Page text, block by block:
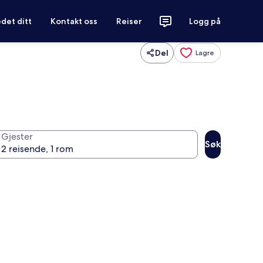
ditt Kontakt oss Reiser Logg på
Del Lagre
Gjester
Søk